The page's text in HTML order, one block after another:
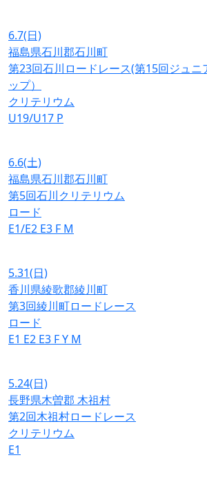
6.7(日)
福島県石川郡石川町
第23回石川ロードレース(第15回ジュニ
ップ）
クリテリウム
U19/U17 P
6.6(土)
福島県石川郡石川町
第5回石川クリテリウム
ロード
E1/E2 E3 F M
5.31(日)
香川県綾歌郡綾川町
第3回綾川町ロードレース
ロード
E1 E2 E3 FY M
5.24(日)
長野県木曽郡 木祖村
第2回木祖村ロードレース
クリテリウム
E1